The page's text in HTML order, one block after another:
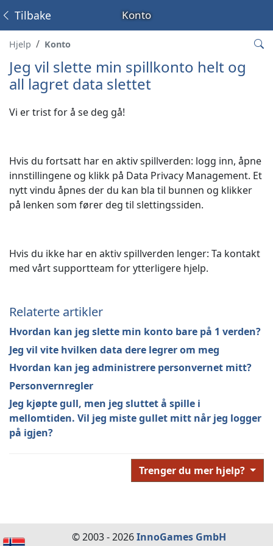
Konto
Tilbake
Hjelp Konto
Jeg vil slette min spillkonto helt og
all lagret data slettet
Vi er trist for å se deg gå!
Hvis du fortsatt har en aktiv spillverden: logg inn, åpne
innstillingene og klikk på Data Privacy Management. Et
nytt vindu åpnes der du kan bla til bunnen og klikker
på lenken som fører deg til slettingssiden.
Hvis du ikke har en aktiv spillverden lenger: Ta kontakt
med vårt supportteam for ytterligere hjelp.
Relaterte artikler
Hvordan kan jeg slette min konto bare på 1 verden?
Jeg vil vite hvilken data dere legrer om meg
Hvordan kan jeg administrere personvernet mitt?
Personvernregler
Jeg kjøpte gull, men jeg sluttet å spille i
mellomtiden. Vil jeg miste gullet mitt når jeg logger
på igjen?
Trenger du mer hjelp?
© 2003 - 2026InnoGames GmbH